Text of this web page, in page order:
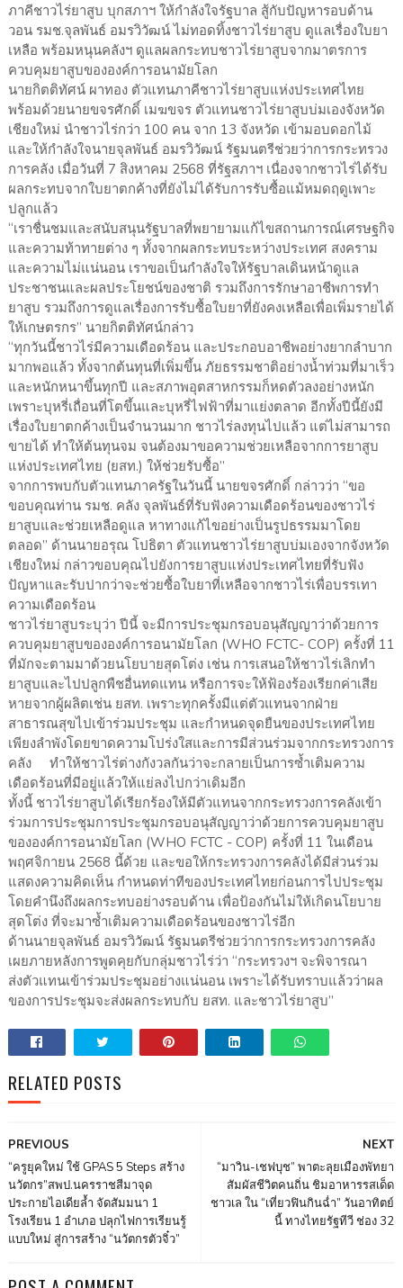
ภาคีชาวไร่ยาสูบ บุกสภาฯ ให้กำลังใจรัฐบาล สู้กับปัญหารอบด้าน
วอน รมช.จุลพันธ์ อมรวิวัฒน์ ไม่ทอดทิ้งชาวไร่ยาสูบ ดูแลเรื่องใบยา
เหลือ พร้อมหนุนคลังฯ ดูแลผลกระทบชาวไร่ยาสูบจากมาตรการ
ควบคุมยาสูบขององค์การอนามัยโลก
นายกิตติทัศน์ ผาทอง ตัวแทนภาคีชาวไร่ยาสูบแห่งประเทศไทย
พร้อมด้วยนายขจรศักดิ์ เมฆขจร ตัวแทนชาวไร่ยาสูบบ่มเองจังหวัด
เชียงใหม่ นำชาวไร่กว่า 100 คน จาก 13 จังหวัด เข้ามอบดอกไม้
และให้กำลังใจนายจุลพันธ์ อมรวิวัฒน์ รัฐมนตรีช่วยว่าการกระทรวง
การคลัง เมื่อวันที่ 7 สิงหาคม 2568 ที่รัฐสภาฯ เนื่องจากชาวไร่ได้รับ
ผลกระทบจากใบยาตกค้างที่ยังไม่ได้รับการรับซื้อแม้หมดฤดูเพาะ
ปลูกแล้ว
“เราชื่นชมและสนับสนุนรัฐบาลที่พยายามแก้ไขสถานการณ์เศรษฐกิจ
และความท้าทายต่าง ๆ ทั้งจากผลกระทบระหว่างประเทศ สงคราม
และความไม่แน่นอน เราขอเป็นกำลังใจให้รัฐบาลเดินหน้าดูแล
ประชาชนและผลประโยชน์ของชาติ รวมถึงการรักษาอาชีพการทำ
ยาสูบ รวมถึงการดูแลเรื่องการรับซื้อใบยาที่ยังคงเหลือเพื่อเพิ่มรายได้
ให้เกษตรกร” นายกิตติทัศน์กล่าว
“ทุกวันนี้ชาวไร่มีความเดือดร้อน และประกอบอาชีพอย่างยากลำบาก
มากพอแล้ว ทั้งจากต้นทุนที่เพิ่มขึ้น ภัยธรรมชาติอย่างน้ำท่วมที่มาเร็ว
และหนักหนาขึ้นทุกปี และสภาพอุตสาหกรรมก็หดตัวลงอย่างหนัก
เพราะบุหรี่เถื่อนที่โตขึ้นและบุหรี่ไฟฟ้าที่มาแย่งตลาด อีกทั้งปีนี้ยังมี
เรื่องใบยาตกค้างเป็นจำนวนมาก ชาวไร่ลงทุนไปแล้ว แต่ไม่สามารถ
ขายได้ ทำให้ต้นทุนจม จนต้องมาขอความช่วยเหลือจากการยาสูบ
แห่งประเทศไทย (ยสท.) ให้ช่วยรับซื้อ”
จากการพบกับตัวแทนภาครัฐในวันนี้ นายขจรศักดิ์ กล่าวว่า “ขอ
ขอบคุณท่าน รมช. คลัง จุลพันธ์ที่รับฟังความเดือดร้อนของชาวไร่
ยาสูบและช่วยเหลือดูแล หาทางแก้ไขอย่างเป็นรูปธรรมมาโดย
ตลอด” ด้านนายอรุณ โปธิตา ตัวแทนชาวไร่ยาสูบบ่มเองจากจังหวัด
เชียงใหม่ กล่าวขอบคุณไปยังการยาสูบแห่งประเทศไทยที่รับฟัง
ปัญหาและรับปากว่าจะช่วยซื้อใบยาที่เหลือจากชาวไร่เพื่อบรรเทา
ความเดือดร้อน
ชาวไร่ยาสูบระบุว่า ปีนี้ จะมีการประชุมกรอบอนุสัญญาว่าด้วยการ
ควบคุมยาสูบขององค์การอนามัยโลก (WHO FCTC- COP) ครั้งที่ 11
ที่มักจะตามมาด้วยนโยบายสุดโต่ง เช่น การเสนอให้ชาวไร่เลิกทำ
ยาสูบและไปปลูกพืชอื่นทดแทน หรือการจะให้ฟ้องร้องเรียกค่าเสีย
หายจากผู้ผลิตเช่น ยสท. เพราะทุกครั้งมีแต่ตัวแทนจากฝ่าย
สาธารณสุขไปเข้าร่วมประชุม และกำหนดจุดยืนของประเทศไทย
เพียงลำพังโดยขาดความโปร่งใสและการมีส่วนร่วมจากกระทรวงการ
คลัง ทำให้ชาวไร่ต่างกังวลกันว่าจะกลายเป็นการซ้ำเติมความ
เดือดร้อนที่มีอยู่แล้วให้แย่ลงไปกว่าเดิมอีก
ทั้งนี้ ชาวไร่ยาสูบได้เรียกร้องให้มีตัวแทนจากกระทรวงการคลังเข้า
ร่วมการประชุมการประชุมกรอบอนุสัญญาว่าด้วยการควบคุมยาสูบ
ขององค์การอนามัยโลก (WHO FCTC - COP) ครั้งที่ 11 ในเดือน
พฤศจิกายน 2568 นี้ด้วย และขอให้กระทรวงการคลังได้มีส่วนร่วม
แสดงความคิดเห็น กำหนดท่าทีของประเทศไทยก่อนการไปประชุม
โดยคำนึงถึงผลกระทบอย่างรอบด้าน เพื่อป้องกันไม่ให้เกิดนโยบาย
สุดโต่ง ที่จะมาซ้ำเติมความเดือดร้อนของชาวไร่อีก
ด้านนายจุลพันธ์ อมรวิวัฒน์ รัฐมนตรีช่วยว่าการกระทรวงการคลัง
เผยภายหลังการพูดคุยกับกลุ่มชาวไร่ว่า “กระทรวงฯ จะพิจารณา
ส่งตัวแทนเข้าร่วมประชุมอย่างแน่นอน เพราะได้รับทราบแล้วว่าผล
ของการประชุมจะส่งผลกระทบกับ ยสท. และชาวไร่ยาสูบ”
RELATED POSTS
NEXT
“มาวิน-เชฟบุช” พาตะลุยเมืองพัทยา
สัมผัสชีวิตคนถิ่น ชิมอาหารรสเด็ด
ชาวเล ใน “เที่ยวฟินกินฉ่ำ” วันอาทิตย์
นี้ ทางไทยรัฐทีวี ช่อง 32
PREVIOUS
“ครูยุคใหม่ ใช้ GPAS 5 Steps สร้าง
นวัตกร”สพป.นครราชสีมาจุด
ประกายไอเดียล้ำ จัดสัมมนา 1
โรงเรียน 1 อำเภอ ปลุกไฟการเรียนรู้
แบบใหม่ สู่การสร้าง “นวัตกรตัวจิ๋ว”